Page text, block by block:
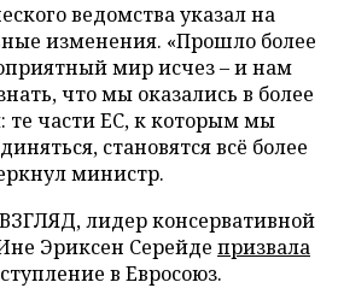
ведомства указал на
изменения. «Прошло более
мир исчез – и нам
что мы оказались в более
те части ЕС, к которым мы
становятся всё более
министр.
лидер консервативной
Эриксен Серейде призвала
в Евросоюз.